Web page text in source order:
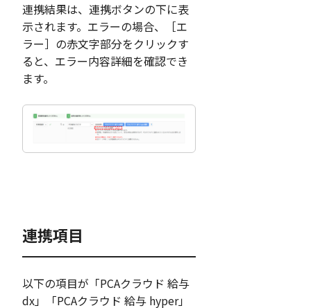
連携結果は、連携ボタンの下に表
示されます。エラーの場合、［エ
ラー］の赤文字部分をクリックす
ると、エラー内容詳細を確認でき
ます。
連携項目
以下の項目が「PCAクラウド 給与
dx」「PCAクラウド 給与 hyper」